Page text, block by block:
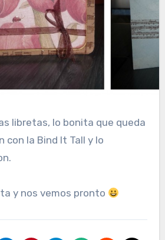
libretas, lo bonita que queda
con la Bind It Tall y lo
y nos vemos pronto